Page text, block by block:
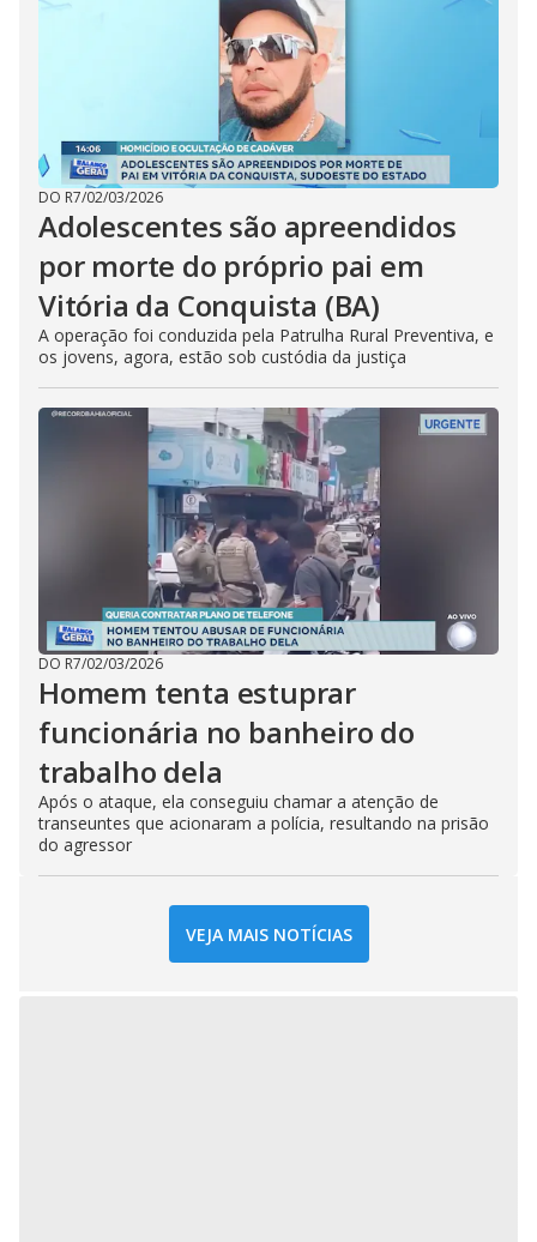
DO R7/02/03/2026
Adolescentes são apreendidos
por morte do próprio pai em
Vitória da Conquista (BA)
A operação foi conduzida pela Patrulha Rural Preventiva, e
os jovens, agora, estão sob custódia da justiça
DO R7/02/03/2026
Homem tenta estuprar
funcionária no banheiro do
trabalho dela
Após o ataque, ela conseguiu chamar a atenção de
transeuntes que acionaram a polícia, resultando na prisão
do agressor
VEJA MAIS NOTÍCIAS